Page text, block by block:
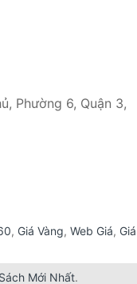
Phường 6, Quận 3,
, Giá Vàng, Web Giá, Giá
Sách Mới Nhất.